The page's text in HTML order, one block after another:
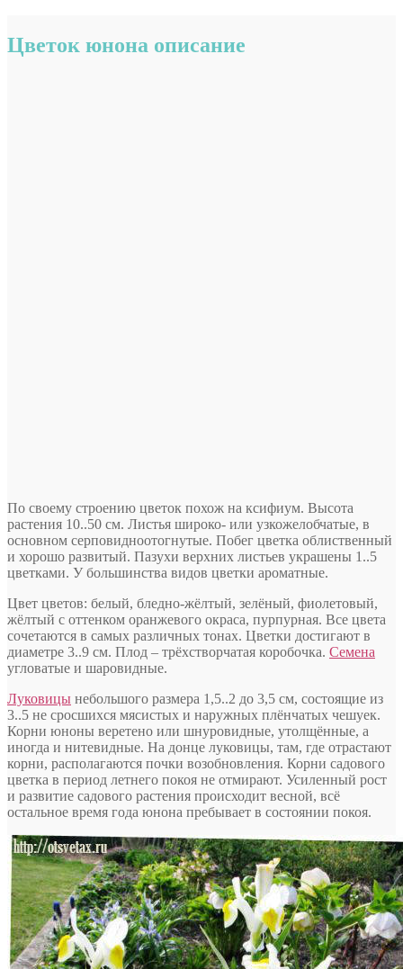
Цветок юнона описание
По своему строению цветок похож на ксифиум. Высота
растения 10..50 см. Листья широко- или узкожелобчатые, в
основном серповидноотогнутые. Побег цветка облиственный
и хорошо развитый. Пазухи верхних листьев украшены 1..5
цветками. У большинства видов цветки ароматные.
Цвет цветов: белый, бледно-жёлтый, зелёный, фиолетовый,
жёлтый с оттенком оранжевого окраса, пурпурная. Все цвета
сочетаются в самых различных тонах. Цветки достигают в
диаметре 3..9 см. Плод – трёхстворчатая коробочка. Семена
угловатые и шаровидные.
Луковицы небольшого размера 1,5..2 до 3,5 см, состоящие из
3..5 не сросшихся мясистых и наружных плёнчатых чешуек.
Корни юноны веретено или шнуровидные, утолщённые, а
иногда и нитевидные. На донце луковицы, там, где отрастают
корни, располагаются почки возобновления. Корни садового
цветка в период летнего покоя не отмирают. Усиленный рост
и развитие садового растения происходит весной, всё
остальное время года юнона пребывает в состоянии покоя.